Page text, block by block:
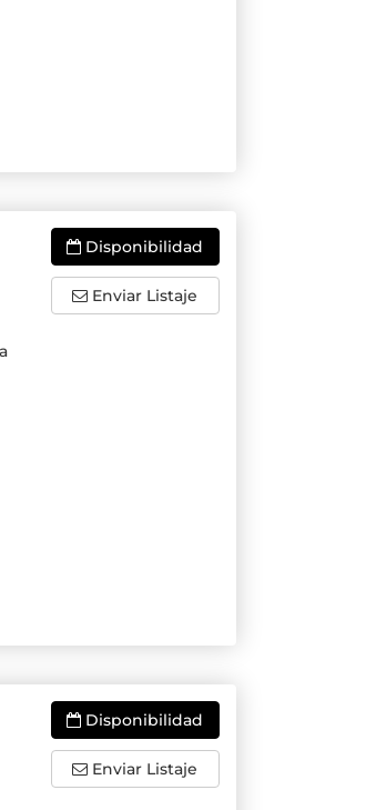
Disponibilidad
Enviar Listaje
Disponibilidad
Enviar Listaje